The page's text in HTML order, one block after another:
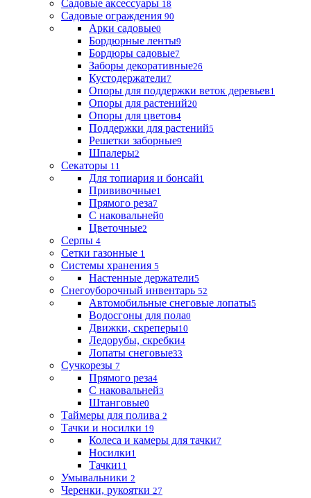
Садовые аксессуары 18
Садовые ограждения 90
Арки садовые0
Бордюрные ленты9
Бордюры садовые7
Заборы декоративные26
Кустодержатели7
Опоры для поддержки веток деревьев1
Опоры для растений20
Опоры для цветов4
Поддержки для растений5
Решетки заборные9
Шпалеры2
Секаторы 11
Для топиария и бонсай1
Прививочные1
Прямого реза7
С наковальней0
Цветочные2
Серпы 4
Сетки газонные 1
Системы хранения 5
Настенные держатели5
Снегоуборочный инвентарь 52
Автомобильные снеговые лопаты5
Водосгоны для пола0
Движки, скреперы10
Ледорубы, скребки4
Лопаты снеговые33
Сучкорезы 7
Прямого реза4
С наковальней3
Штанговые0
Таймеры для полива 2
Тачки и носилки 19
Колеса и камеры для тачки7
Носилки1
Тачки11
Умывальники 2
Черенки, рукоятки 27